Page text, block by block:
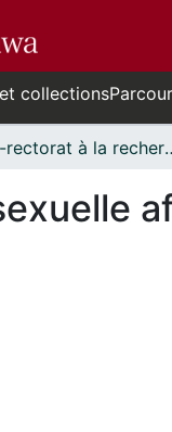
collections
Vice-rectorat à la